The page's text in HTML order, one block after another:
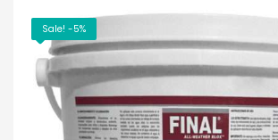
Sale! -5%